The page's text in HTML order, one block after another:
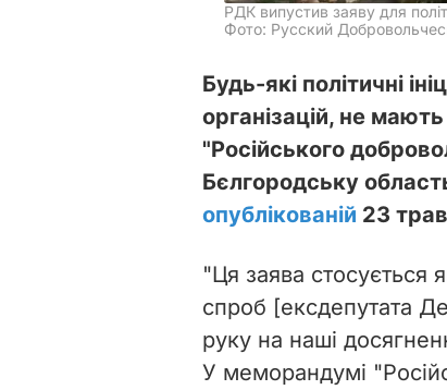
РДК випустив заяву для
Фото: Русский
Будь-які політичні
організацій, не мають
"Російського
Бєлгородську
опублікованій 23
"Ця заява стосується
спроб [ексдепутата
руку на наші
У меморандумі